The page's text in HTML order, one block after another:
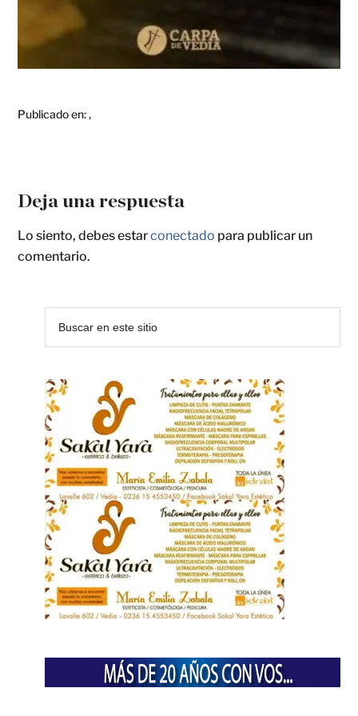
Publicado en:,
Deja una respuesta
Lo siento, debes estarconectado para publicar un
comentario.